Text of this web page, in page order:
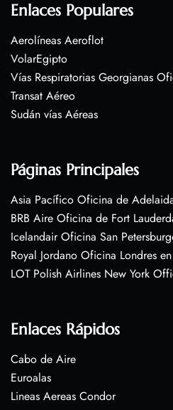
Enlaces Populares
Aerolíneas Aeroflot
VolarEgipto
Vías Respiratorias Georgianas
Transat Aéreo
Sudán vías Aéreas
Páginas Principales
Asia Pacífico Oficina de
BRB Aire Oficina de Fort
Icelandair Oficina San
Royal Jordano Oficina Londres
LOT Polish Airlines New York
Enlaces Rápidos
Cabo de Aire
Euroalas
Lineas Aereas Condor